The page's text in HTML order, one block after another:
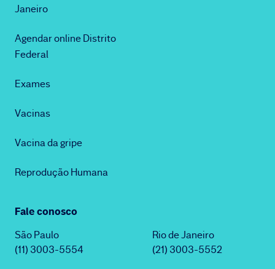
Janeiro
Agendar online Distrito
Federal
Exames
Vacinas
Vacina da gripe
Reprodução Humana
Fale conosco
São Paulo
(11) 3003-5554
Rio de Janeiro
(21) 3003-5552